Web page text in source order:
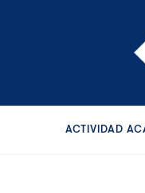
ACTIVIDAD